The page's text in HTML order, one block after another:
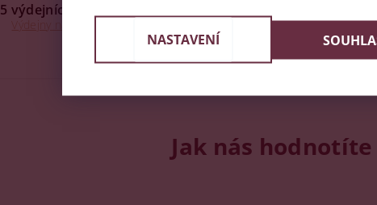
5 výdejních míst v Praze
Do 24 hodin
Jak nás hodnotíte
NASTAVENÍ